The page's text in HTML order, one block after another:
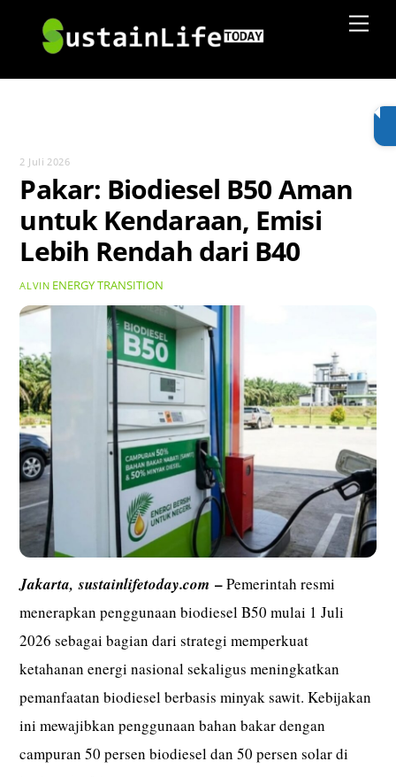
content
2 Juli 2026
Pakar: Biodiesel B50 Aman
untuk Kendaraan, Emisi
Lebih Rendah dari B40
ALVIN ENERGY TRANSITION
Jakarta,sustainlifetoday.com –Pemerintah resmi
menerapkan penggunaan biodiesel B50 mulai 1 Juli
2026 sebagai bagian dari strategi memperkuat
ketahanan energi nasional sekaligus meningkatkan
pemanfaatan biodiesel berbasis minyak sawit. Kebijakan
ini mewajibkan penggunaan bahan bakar dengan
campuran 50 persen biodiesel dan 50 persen solar di